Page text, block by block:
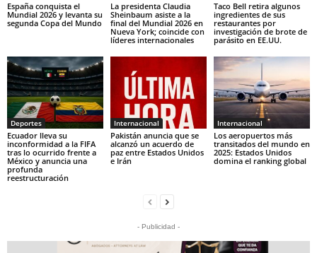
España conquista el
Mundial 2026 y levanta su
segunda Copa del Mundo
La presidenta Claudia
Sheinbaum asiste a la
final del Mundial 2026 en
Nueva York; coincide con
líderes internacionales
Taco Bell retira algunos
ingredientes de sus
restaurantes por
investigación de brote de
parásito en EE.UU.
Deportes
Ecuador lleva su
inconformidad a la FIFA
tras lo ocurrido frente a
México y anuncia una
profunda
reestructuración
Internacional
Pakistán anuncia que se
alcanzó un acuerdo de
paz entre Estados Unidos
e Irán
Internacional
Los aeropuertos más
transitados del mundo en
2025: Estados Unidos
domina el ranking global
- Publicidad -